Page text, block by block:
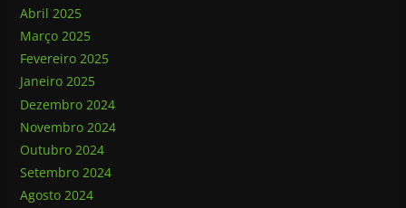
Abril 2025
Março 2025
Fevereiro 2025
Janeiro 2025
Dezembro 2024
Novembro 2024
Outubro 2024
Setembro 2024
Agosto 2024